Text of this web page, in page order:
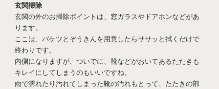
玄関掃除
玄関の外のお掃除ポイントは、窓ガラスやドアホンなどがあ
ります。
ここは、バケツとぞうきんを用意したらササッと拭くだけで
終わりです。
内側になりますが、ついでに、靴などがおいてあるたたきも
キレイにしてしまうのもいいですね。
雨で濡れたり汚れてしまった靴の汚れもとって、たたきの部